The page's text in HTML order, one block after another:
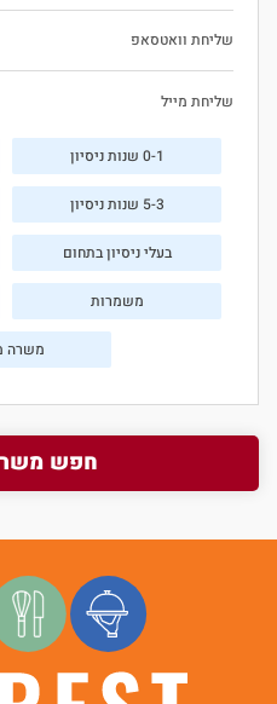
שליחת וואטסאפ
שליחת מייל
0-1 שנות ניסיון
5-3 שנות ניסיון
בעלי ניסיון בתחום
משמרות
משרה
חפש